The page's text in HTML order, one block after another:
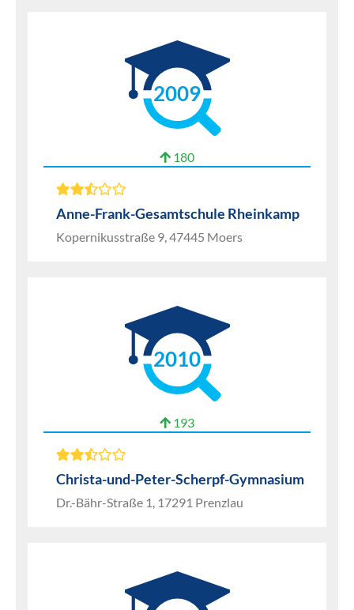
2009
180
Anne-Frank-Gesamtschule Rheinkamp
Kopernikusstraße 9, 47445 Moers
2010
193
Christa-und-Peter-Scherpf-Gymnasium
Dr.-Bähr-Straße 1, 17291 Prenzlau